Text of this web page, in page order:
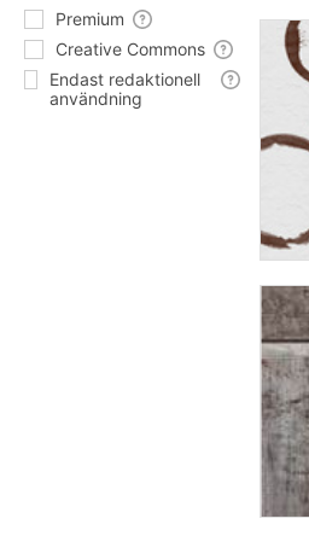
Premium
Creative Commons
Endast redaktionell
användning